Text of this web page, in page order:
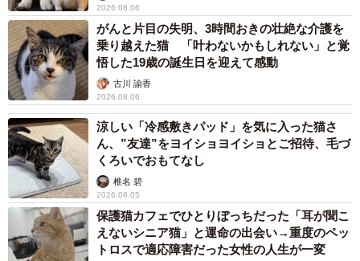
2026.08.06
がんと片目の失明、3時間おきの壮絶な介護を
乗り越えた猫 「叶わないかもしれない」と覚
悟した19歳の誕生日を迎えて感動
古川 諭香
2026.08.06
涼しい「冷感敷きパッド」を気に入った猫さ
ん、”友達”をヨイショヨイショとご招待、毛づ
くろいでおもてなし
椎名 碧
2026.08.05
保護猫カフェでひとりぼっちだった「耳が聞こ
えないシニア猫」と運命の出会い→重度のペッ
トロスで適応障害だった女性の人生が一変